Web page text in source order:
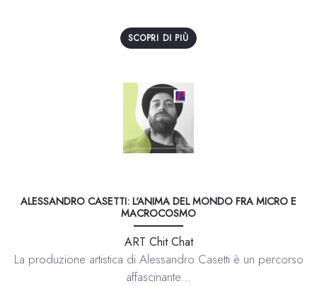
SCOPRI DI PIÙ
ALESSANDRO CASETTI: L'ANIMA DEL MONDO FRA MICRO E
MACROCOSMO
ART Chit Chat
La produzione artistica di Alessandro Casetti è un percorso
affascinante...